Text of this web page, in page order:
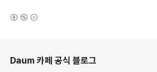
Daum 카페 공식 블로그